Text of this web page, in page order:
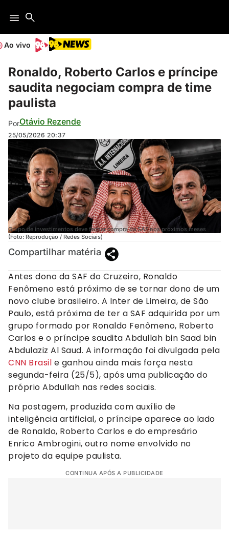
Ao vivo
Ronaldo, Roberto Carlos e príncipe
saudita negociam compra de time
paulista
PorOtávio Rezende
25/05/2026 20:37
Grupo de investimentos deve fechar compra da SAF nos próximos meses
(Foto: Reprodução / Redes Sociais)
Compartilhar matéria
Antes dono da SAF do Cruzeiro, Ronaldo
Fenômeno está próximo de se tornar dono de um
novo clube brasileiro. A Inter de Limeira, de São
Paulo, está próxima de ter a SAF adquirida por um
grupo formado por Ronaldo Fenômeno, Roberto
Carlos e o príncipe saudita Abdullah bin Saad bin
Abdulaziz Al Saud. A informação foi divulgada pela
CNN Brasil e ganhou ainda mais força nesta
segunda-feira (25/5), após uma publicação do
próprio Abdullah nas redes sociais.
Na postagem, produzida com auxílio de
inteligência artificial, o príncipe aparece ao lado
de Ronaldo, Roberto Carlos e do empresário
Enrico Ambrogini, outro nome envolvido no
projeto da equipe paulista.
CONTINUA APÓS A PUBLICIDADE